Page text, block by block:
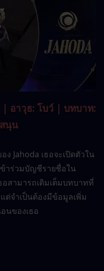
| อาวุธ: โบว์ | บทบาท:
นุน
Jahoda เธอจะเปิดตัวใน
าร่วมบัญชีรายชื่อใน
อสามารถเติมเต็มบทบาทที่
ต่จำเป็นต้องมีข้อมูลเพิ่ม
นของเธอ